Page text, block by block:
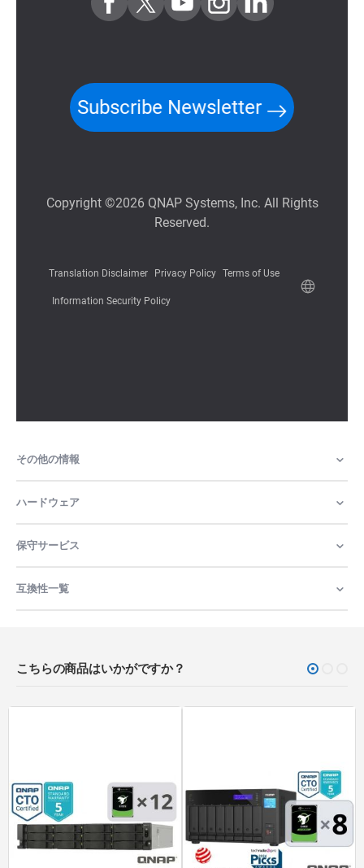
その他の情報
ハードウェア
保守サービス
互換性一覧
こちらの商品はいかがですか？